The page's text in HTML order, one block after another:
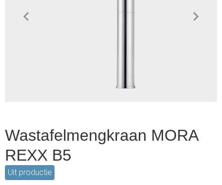
Wastafelmengkraan MORA
REXX B5
Uit productie